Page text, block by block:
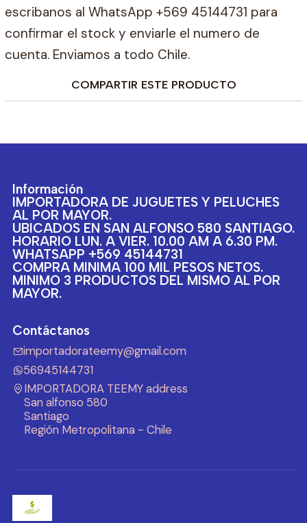
escribanos al WhatsApp +569 45144731 para
confirmar el stock y enviarle el numero de
cuenta. Enviamos a todo Chile.
COMPARTIR ESTE PRODUCTO
Información
IMPORTADORA DE JUGUETES Y PELUCHES
AL POR MAYOR.
UBICADOS EN SAN ALFONSO 580 SANTIAGO.
HORARIO LUN. A VIER. 10.00 AM A 6.30 PM.
WHATSAPP +569 45144731
COMPRA MINIMA 100 MIL PESOS NETOS.
MINIMO 3 PRODUCTOS DEL MISMO AL POR
MAYOR.
Contáctanos
importadorateemy@gmail.com
56945144731
IMPORTADORA TEEMY address
San alfonso 580
Santiago
Región Metropolitana - Chile